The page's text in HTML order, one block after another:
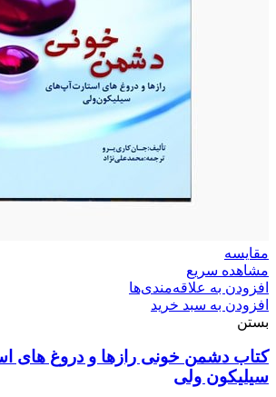
مقایسه
مشاهده سریع
افزودن به علاقه‌مندی‌ها
افزودن به سبد خرید
بستن
کتاب دشمن خونی رازها و دروغ های
سیلیکون ولی